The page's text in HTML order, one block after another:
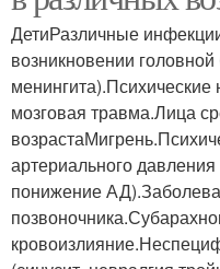
ДетиРазличные
возникновении
мозговая травма.Лица
артериального
понижение